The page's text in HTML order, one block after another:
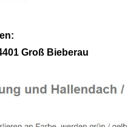
Groß Bieberau